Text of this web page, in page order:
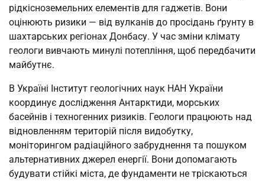
рідкісноземельних елементів для гаджетів. Вони
оцінюють ризики — від вулканів до просідань ґрунту в
шахтарських регіонах Донбасу. У час зміни клімату
геологи вивчають минулі потепління, щоб передбачити
майбутнє.
В Україні Інститут геологічних наук НАН України
координує дослідження Антарктиди, морських
басейнів і техногенних ризиків. Геологи працюють над
відновленням територій після видобутку,
моніторингом радіаційного забруднення та пошуком
альтернативних джерел енергії. Вони допомагають
будувати стійкі міста, де фундаменти не тріскаються